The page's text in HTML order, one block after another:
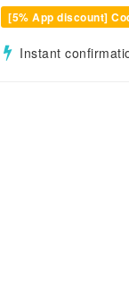
[5% App discount]
Instant